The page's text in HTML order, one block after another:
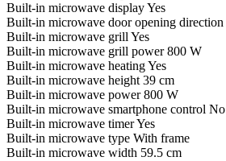
Built-in microwave displayYes
Built-in microwave door opening direction
Built-in microwave grillYes
Built-in microwave grill power 800 W
Built-in microwave heatingYes
Built-in microwave height 39 cm
Built-in microwave power 800 W
Built-in microwave smartphone control No
Built-in microwave timerYes
Built-in microwave type With frame
Built-in microwave width 59.5 cm